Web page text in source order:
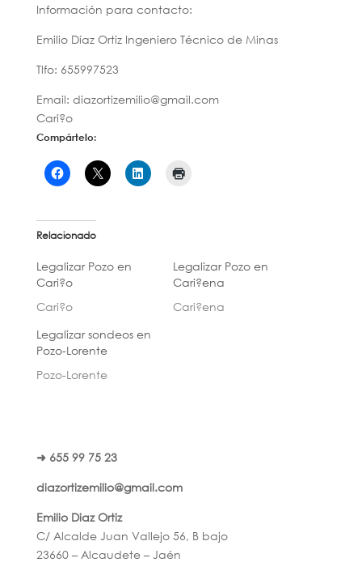
Información para contacto:
Emilio Díaz Ortiz Ingeniero Técnico de Minas
Tlfo: 655997523
Email: diazortizemilio@gmail.com
Cari?o
Compártelo:
Relacionado
Legalizar Pozo en
Cari?o
Cari?o
Legalizar Pozo en
Cari?ena
Cari?ena
Legalizar sondeos en
Pozo-Lorente
Pozo-Lorente
➜ 655 99 75 23
diazortizemilio@gmail.com
Emilio Diaz Ortiz
C/ Alcalde Juan Vallejo 56, B bajo
23660 – Alcaudete – Jaén